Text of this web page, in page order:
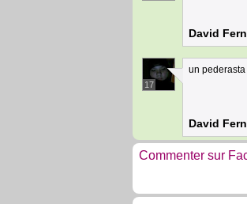
David
17
un
David
Commenter sur